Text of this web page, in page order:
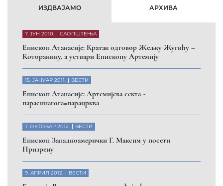
Помозите нашој браћи и сестрама
на Косову и Метохији